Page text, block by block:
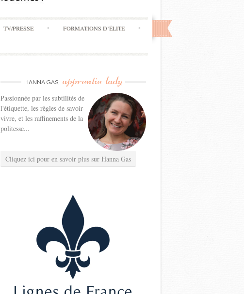
TV/PRESSE FORMATIONS D’ÉLITE
HANNA GAS, apprentie-lady
Passionnée par les subtilités de
l'étiquette, les règles de savoir-
vivre, et les raffinements de la
politesse...
Cliquez ici pour en savoir plus sur Hanna Gas